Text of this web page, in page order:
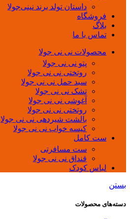
داستان تولد برند نینی‌جولا
فروشگاه
بلاگ
تماس با ما
محصولات نی نی جولا
پتو نی نی جولا
روتختی نی نی جولا
سبد حمل نی نی جولا
تشک نی نی جولا
آغوشی نی نی جولا
روتختی نی نی جولا
بالشت شیردهی نی نی جولا
کیسه خواب نی نی جولا
ست کامل
ست مسافرتی
قنداق نی نی جولا
لباس کودک
بستن
دسته‌های محصولات